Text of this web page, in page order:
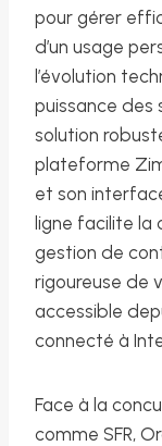
pour gérer
d’un usage
l’évolution
puissance des
solution
plateforme
et son
ligne facilite la
gestion de
rigoureuse de
accessible
connecté à
Face à la
comme SFR,